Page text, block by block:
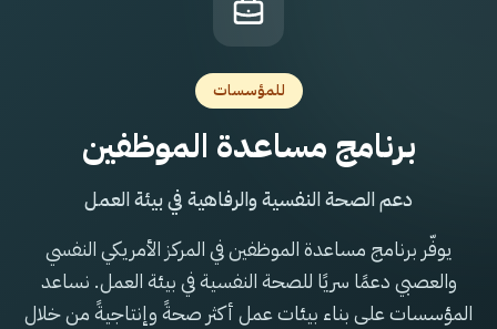
للمؤسسات
برنامج مساعدة الموظفين
دعم الصحة النفسية والرفاهية في بيئة العمل
يوفّر برنامج مساعدة الموظفين في المركز الأمريكي النفسي
والعصبي دعمًا سريًا للصحة النفسية في بيئة العمل. نساعد
المؤسسات على بناء بيئات عمل أكثر صحةً وإنتاجيةً من خلال